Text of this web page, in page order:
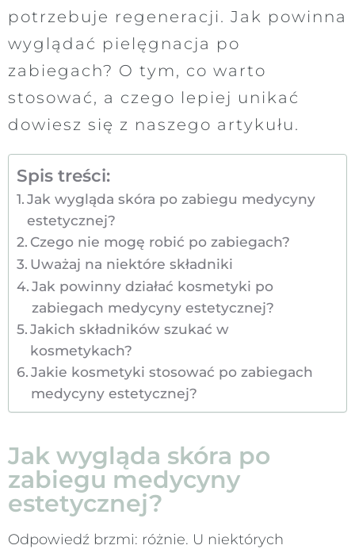
potrzebuje regeneracji. Jak powinna
wyglądać pielęgnacja po
zabiegach? O tym, co warto
stosować, a czego lepiej unikać
dowiesz się z naszego artykułu.
Spis treści:
Jak wygląda skóra po zabiegu medycyny
estetycznej?
Czego nie mogę robić po zabiegach?
Uważaj na niektóre składniki
Jak powinny działać kosmetyki po
zabiegach medycyny estetycznej?
Jakich składników szukać w
kosmetykach?
Jakie kosmetyki stosować po zabiegach
medycyny estetycznej?
Jak wygląda skóra po
zabiegu medycyny
estetycznej?
Odpowiedź brzmi: różnie. U niektórych